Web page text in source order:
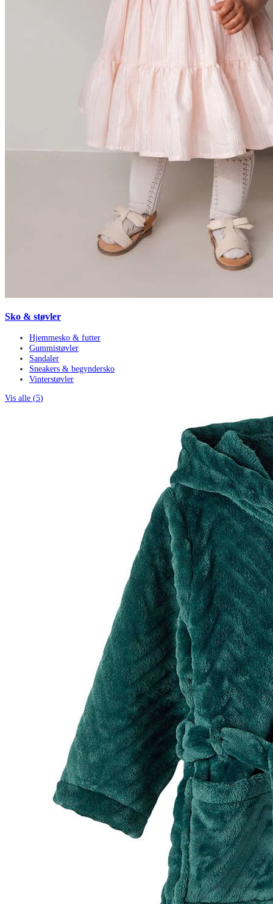
Sko & støvler
Hjemmesko & futter
Gummistøvler
Sandaler
Sneakers & begyndersko
Vinterstøvler
Vis alle (5)